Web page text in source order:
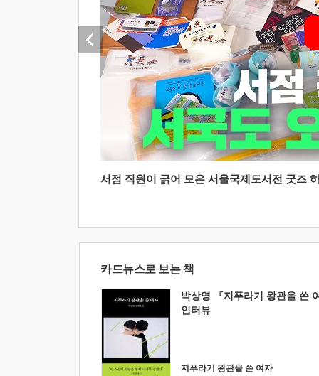
서점 직원이 긁어 모은 서울국제도서전 굿즈
카드뉴스로 보는 책
박상영 『지푸라기 왕관을 쓴
인터뷰
지푸라기 왕관을 쓴 여자